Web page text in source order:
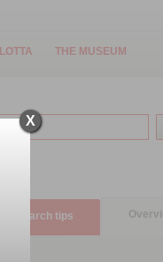
THE MUSEUM
Search tips
X